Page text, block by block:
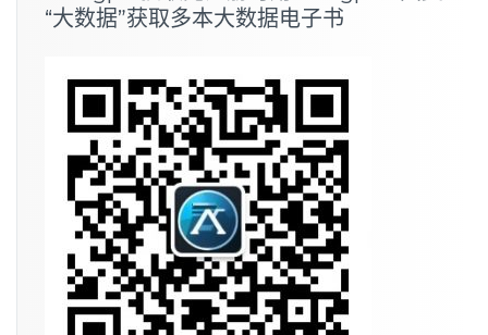
“大数据”获取多本大数据电子书